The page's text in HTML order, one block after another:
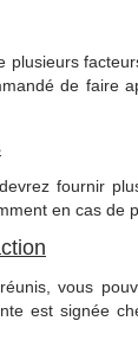
plusieurs
de faire
fournir
en cas de
vous
est signée